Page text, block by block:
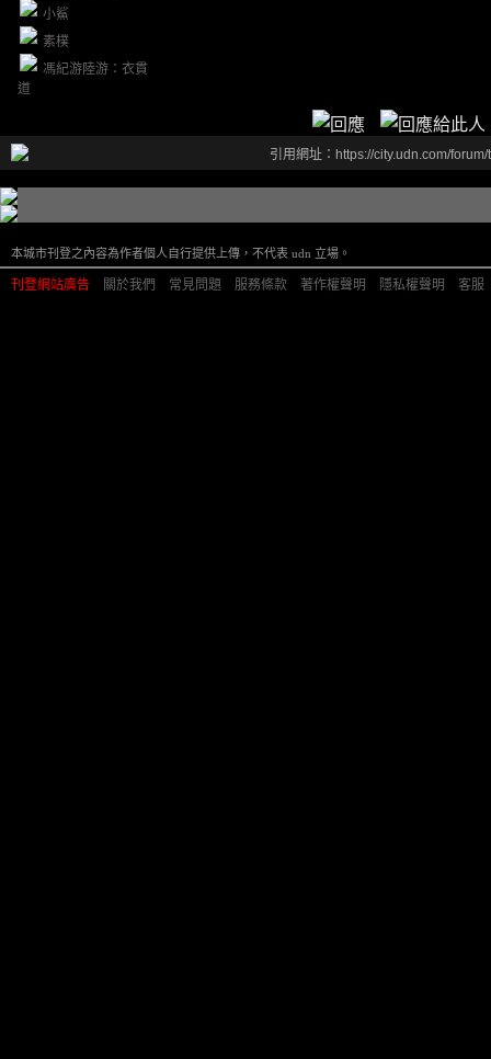
小鯊
素樸
馮紀游陸游：衣貫
道
引用網址：https://city.udn.com/
本城市刊登之內容為作者個人自行提供上傳，不代表 udn 立場。
刊登網站廣告 關於我們 常見問題 服務條款 著作權聲明 隱私權聲明 客服